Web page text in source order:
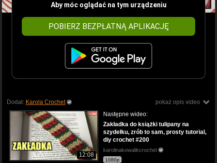
Aby móc oglądać na tym urządzeniu
POBIERZ BEZPŁATNĄ APLIKACJĘ
pokaż opis video
Dodał: Karola Crochet
12:08
Następne wideo:
Zakładka do książki tulipany na
szydełku, zrób to sam, prosty tutorial,
diy crochet #200
karolinakowalikcrochet
1080p